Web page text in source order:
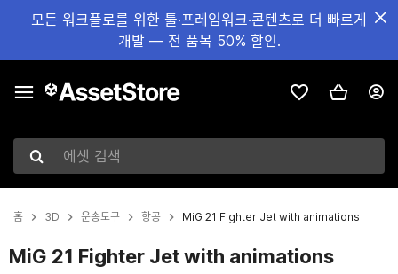
모든 워크플로를 위한 툴·프레임워크·콘텐츠로 더 빠르게
개발 — 전 품목 50% 할인.
에셋 검색
홈 3D 운송도구 항공 MiG 21 Fighter Jet with animations
MiG 21 Fighter Jet with animations